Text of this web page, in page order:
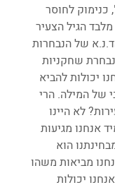
כנימוק לחוסר
מלבד הגיל הצעיר
של הנבחרות
שחקניות
יכולות להביא
של המילה. הרי
לא היינו
אנחנו מגיעות
הוא
מביאות משהו
יכולות